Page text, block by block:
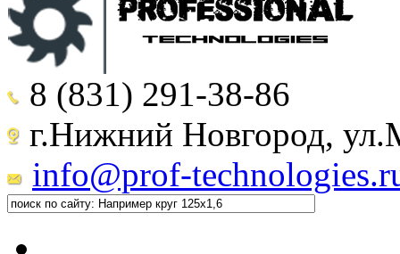
8 (831) 291-38-86
г.Нижний Новгород,
info@prof-